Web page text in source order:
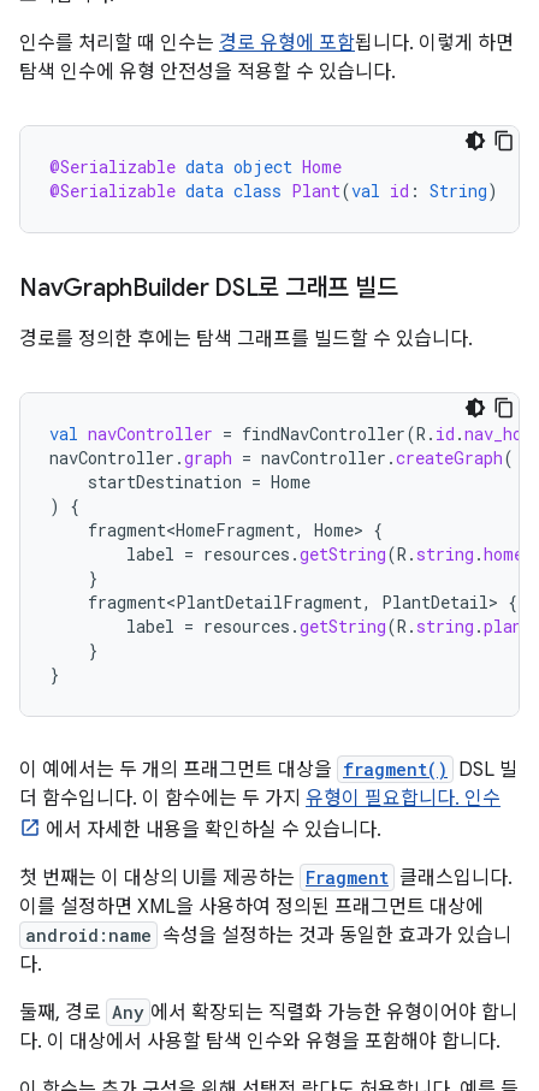
인수를 처리할 때 인수는 경로 유형에 포함됩니다. 이렇게 하면
탐색 인수에 유형 안전성을 적용할 수 있습니다.
@Serializable data object Home
@Serializable data class Plant(val id : String)
NavGraphBuilder DSL로 그래프 빌드
경로를 정의한 후에는 탐색 그래프를 빌드할 수 있습니다.
val navController = findNavController(R . id .
navController .graph = navController .createGraph(
startDestination = Home
)
{
fragment<HomeFragment, Home> {
label = resources .getString(R . string .
}
fragment<PlantDetailFragment, PlantDetail> {
label = resources .getString(R . string .
}
}
이 예에서는 두 개의 프래그먼트 대상을 fragment()
DSL 빌
더 함수입니다. 이 함수에는 두 가지 유형이 필요합니다. 인수
에서 자세한 내용을 확인하실 수 있습니다.
첫 번째는 이 대상의 UI를 제공하는 Fragment 클래스입니다.
이를 설정하면 XML을 사용하여 정의된 프래그먼트 대상에
android:name 속성을 설정하는 것과 동일한 효과가 있습니
다.
둘째, 경로 Any 에서 확장되는 직렬화 가능한 유형이어야 합니
다. 이 대상에서 사용할 탐색 인수와 유형을 포함해야 합니다.